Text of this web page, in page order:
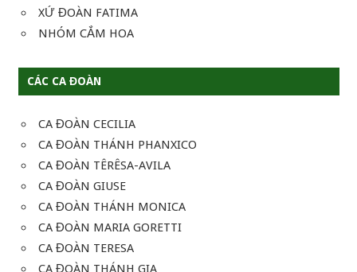
XỨ ĐOÀN FATIMA
NHÓM CẮM HOA
CÁC CA ĐOÀN
CA ĐOÀN CECILIA
CA ĐOÀN THÁNH PHANXICO
CA ĐOÀN TÊRÊSA-AVILA
CA ĐOÀN GIUSE
CA ĐOÀN THÁNH MONICA
CA ĐOÀN MARIA GORETTI
CA ĐOÀN TERESA
CA ĐOÀN THÁNH GIA